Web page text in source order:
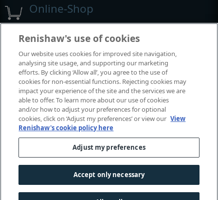
Online-Shop
Ausstellungen und Konferenzen
Veranstaltungen, an denen wir teilnehmen
© 2001-2026 Renishaw plc. Alle Rechte vorbehalten.
Kontaktieren Sie uns|Rechtliche Hinweise und Compliance
Zugänglichkeit|Datenschutz|Leitfaden - Cookies|
Renishaw's use of cookies
Our website uses cookies for improved site navigation,
analysing site usage, and supporting our marketing
efforts. By clicking ‘Allow all’, you agree to the use of
cookies for non-essential functions. Rejecting cookies may
impact your experience of the site and the services we are
able to offer. To learn more about our use of cookies
and/or how to adjust your preferences for optional
cookies, click on ‘Adjust my preferences’ or view our View
Renishaw's cookie policy here
Adjust my preferences
Accept only necessary